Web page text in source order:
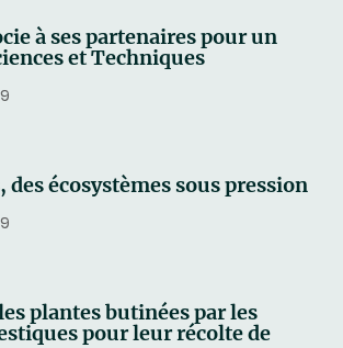
à ses partenaires pour un
et Techniques
des écosystèmes sous pression
plantes butinées par les
pour leur récolte de